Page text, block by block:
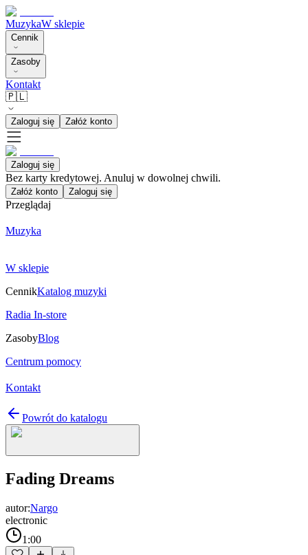
MuzykaW sklepie
Cennik
Zasoby
Kontakt
🇵🇱
Zaloguj się Załóż konto
Zaloguj się
Bez karty kredytowej. Anuluj w dowolnej chwili.
Załóż konto Zaloguj się
Przeglądaj
Muzyka
W sklepie
CennikKatalog muzyki
Radia In-store
ZasobyBlog
Centrum pomocy
Kontakt
Powrót do katalogu
Fading Dreams
autor:Nargo
electronic
1:00